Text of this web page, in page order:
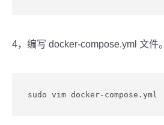
4，编写 docker-compose.yml 文件。
sudo vim docker-compose.yml